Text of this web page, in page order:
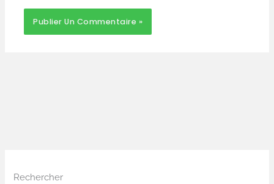
Rechercher